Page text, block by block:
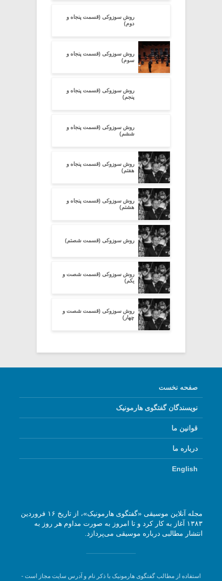
روش سوزوکی (قسمت پنجاه و
دوم)
روش سوزوکی (قسمت پنجاه و
سوم)
روش سوزوکی (قسمت پنجاه و
پنجم)
روش سوزوکی (قسمت پنجاه و
ششم)
روش سوزوکی (قسمت پنجاه و
هفتم)
روش سوزوکی (قسمت پنجاه و
هشتم)
روش سوزوکی (قسمت شصتم)
روش سوزوکی (قسمت شصت و
یکم)
روش سوزوکی (قسمت شصت و
چهار)
صفحه نخست
نویسندگان گفتگوی هارمونیک
قوانین ما
درباره ما
English
مجله آنلاین موسیقی «گفتگوی هارمونیک»، از تاریخ ۱۶ فروردین
۱۳۸۳ آغاز به کار کرد و تا امروز به صورت مداوم هر روز به
انتشار مطالبی درباره موسیقی می‌پردازد.
استفاده از مطالب گفتگوی هارمونیک با ذکر نام و آدرس سایت مجاز است -